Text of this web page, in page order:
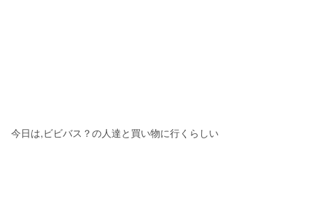
今日は,ビビバス？の人達と買い物に行くらしい